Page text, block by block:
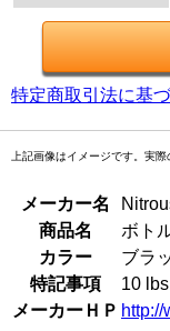
特定商取引法に基
上記画像はイメージです。実際
メーカー名
商品名
ボト
カラー
ブラ
特記事項
10
メーカーＨＰ